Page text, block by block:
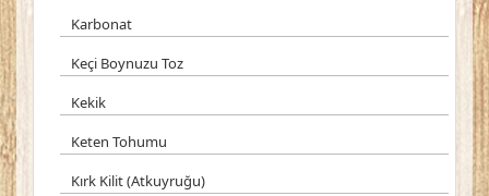
Karbonat
Keçi Boynuzu Toz
Kekik
Keten Tohumu
Kırk Kilit (Atkuyruğu)